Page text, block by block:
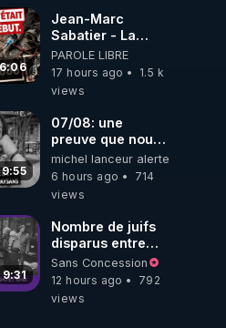
Jean-Marc
Sabatier - La
Covid-19 n'a été
que le début -
L'ARNm &
où auront-t-il ?
PAROLE LIBRE
17 hours ago
1.5 k
views
9:55
07/08: une
preuve que nous
somme passé en
absurdie une
dictature qui veut
opposant !
michel lanceur alerte
6 hours ago
714
views
9:31
Nombre de juifs
disparus entre
1941 et 1945
(Réponse à mes
accusateurs)
Sans Concession
12 hours ago
792
views